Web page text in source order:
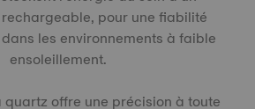
pour une fiabilité
les environnements à faible
ensoleillement.
quartz offre une précision à toute